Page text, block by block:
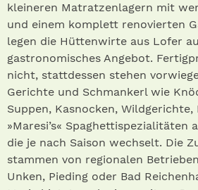
kleineren Matratzenlagern mit
und einem komplett renovierten
legen die Hüttenwirte aus Lofer
gastronomisches Angebot.
nicht, stattdessen stehen
Gerichte und Schmankerl wie
Suppen, Kasnocken,
»Maresi’s« Spaghettispezialitäten
die je nach Saison wechselt. Die
stammen von regionalen
Unken, Pieding oder Bad